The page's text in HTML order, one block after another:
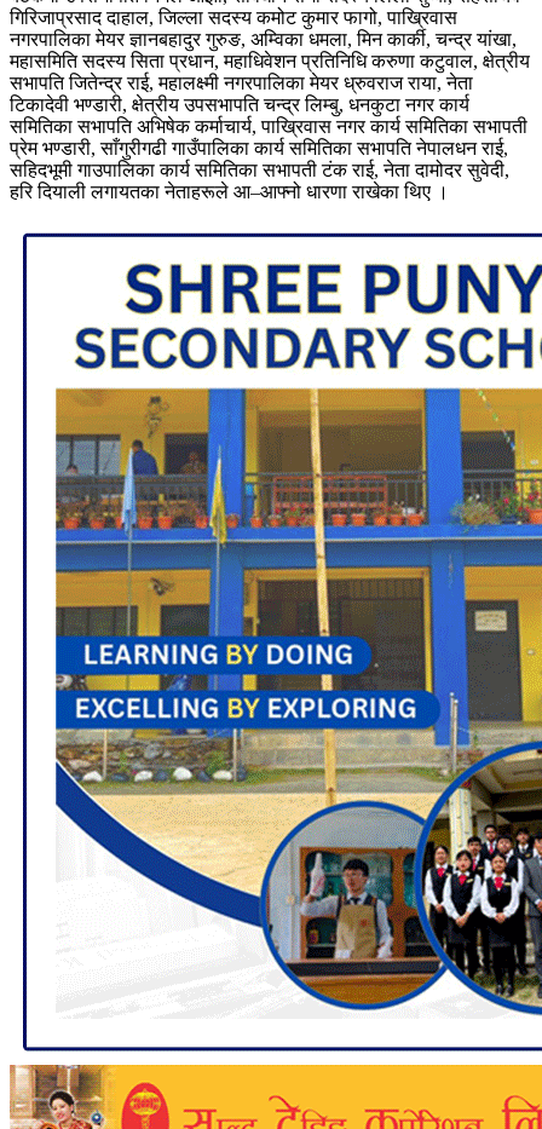
गिरिजाप्रसाद दाहाल, जिल्ला सदस्य कमोट कुमार फागो, पाख्रिवास
नगरपालिका मेयर ज्ञानबहादुर गुरुङ, अम्विका धमला, मिन कार्की, चन्द्र यांखा,
महासमिति सदस्य सिता प्रधान, महाधिवेशन प्रतिनिधि करुणा कटुवाल, क्षेत्रीय
सभापति जितेन्द्र राई, महालक्ष्मी नगरपालिका मेयर ध्रुवराज राया, नेता
टिकादेवी भण्डारी, क्षेत्रीय उपसभापति चन्द्र लिम्बु, धनकुटा नगर कार्य
समितिका सभापति अभिषेक कर्माचार्य, पाख्रिवास नगर कार्य समितिका सभापती
प्रेम भण्डारी, साँगुरीगढी गाउँपालिका कार्य समितिका सभापति नेपालधन राई,
सहिदभूमी गाउपालिका कार्य समितिका सभापती टंक राई, नेता दामोदर सुवेदी,
हरि दियाली लगायतका नेताहरूले आ–आफ्नो धारणा राखेका थिए ।